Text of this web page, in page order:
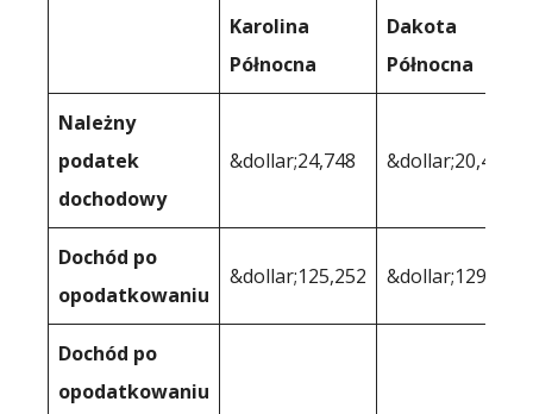
Karolina
Północna
Dakota
Północna
Należny
podatek
dochodowy
&dollar;24,748 &dollar;20,431
Dochód po
opodatkowaniu
&dollar;125,252 &dollar;129,569
Dochód po
opodatkowaniu